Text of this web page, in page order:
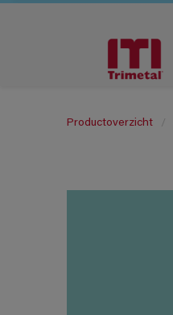
Productoverzicht